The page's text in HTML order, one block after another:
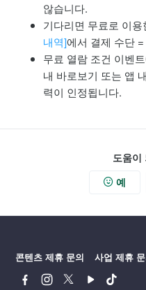
않습니다.
기다리면 무료로 이
내역]에서 결제 수단
무료 열람 조건 이벤
내 바로보기 또는 앱
력이 인정됩니다.
도움이
예
콘텐츠 제휴 문의 사업 제휴
페
이
인
스
튜